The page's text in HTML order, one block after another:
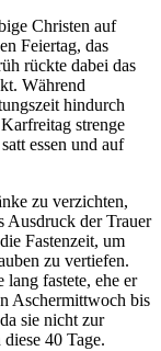
Christen auf
Feiertag, das
rückte dabei das
Während
hindurch
strenge
essen und auf
zu verzichten,
Ausdruck der Trauer
Fastenzeit, um
zu vertiefen.
lang fastete, ehe er
Aschermittwoch bis
sie nicht zur
40 Tage.